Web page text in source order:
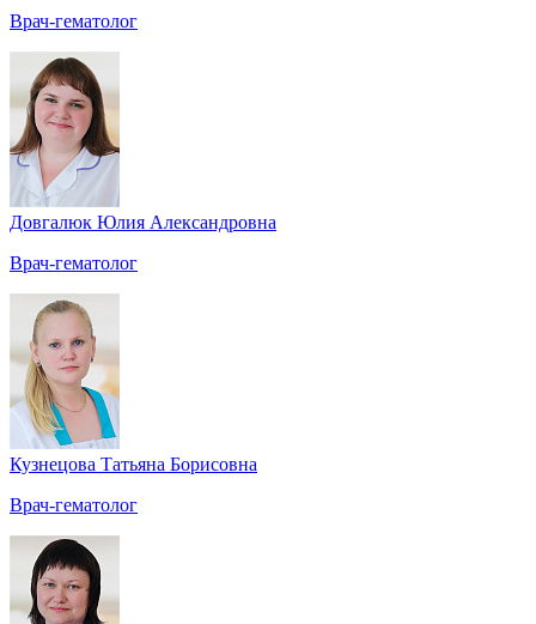
Врач-гематолог
Довгалюк Юлия Александровна
Врач-гематолог
Кузнецова Татьяна Борисовна
Врач-гематолог